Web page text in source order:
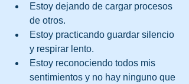
Estoy dejando de cargar procesos
de otros.
Estoy practicando guardar silencio
y respirar lento.
Estoy reconociendo todos mis
sentimientos y no hay ninguno que